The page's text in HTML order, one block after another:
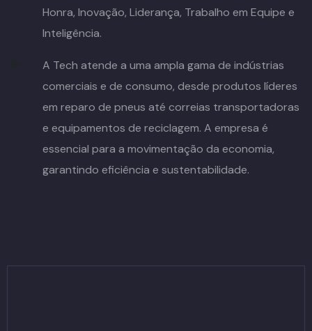
Honra, Inovação, Liderança, Trabalho em Equipe e
Inteligência.
A Tech atende a uma ampla gama de indústrias
comerciais e de consumo, desde produtos líderes
em reparo de pneus até correias transportadoras
e equipamentos de reciclagem. A empresa é
essencial para a movimentação da economia,
garantindo eficiência e sustentabilidade.